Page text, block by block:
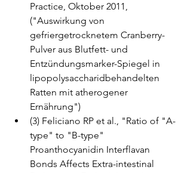
Practice, Oktober 2011,
("Auswirkung von
gefriergetrocknetem Cranberry-
Pulver aus Blutfett- und
Entzündungsmarker-Spiegel in
lipopolysaccharidbehandelten
Ratten mit atherogener
Ernährung")
(3) Feliciano RP et al., "Ratio of "A-
type" to "B-type"
Proanthocyanidin Interflavan
Bonds Affects Extra-intestinal